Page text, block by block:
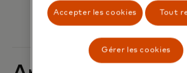
Accepter les cookies Tout
Gérer les cookies